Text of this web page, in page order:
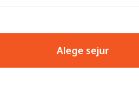
Alege sejur